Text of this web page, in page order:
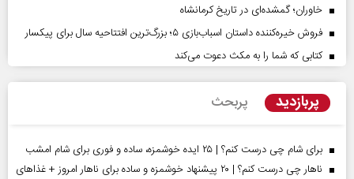
خاوران؛ گمشده‌ای در تاریخ کرمانشاه
فروش خیره‌کننده داستان اسباب‌بازی ۵؛ بزرگ‌ترین افتتاحیه سال برای پیکسار
کتابی که شما را به مکث دعوت می‌کند
پربازدید پربحث
برای شام چی درست کنم؟ | ۲۵ ایده خوشمزه، ساده و فوری برای شام امشب
ناهار چی درست کنم؟ | ۲۰ پیشنهاد خوشمزه و ساده برای ناهار امروز + غذاهای